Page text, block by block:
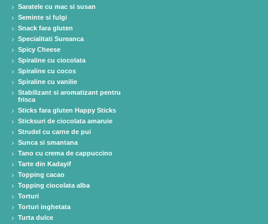
Saratele cu mac si susan
Seminte si fulgi
Snack fara gluten
Specialitati Sureanca
Spicy Cheese
Spiraline cu ciocolata
Spiraline cu cocos
Spiraline cu vanilie
Stabilizant si aromatizant pentru
frisca
Sticks fara gluten Happy Sticks
Sticksuri de ciocolata amaruie
Strudel cu carne de pui
Sunca si smantana
Tano cu crema de cappuccino
Tarte din Kadayif
Topping cacao
Topping ciocolata alba
Torturi
Torturi inghetata
Turta dulce